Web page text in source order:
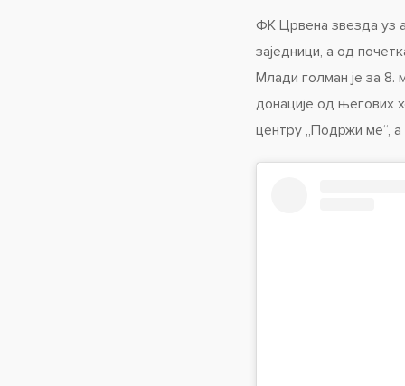
ФК Црвена звезда уз
заједници, а од
Млади голман је за 8.
донације од његових
центру „Подржи ме“,